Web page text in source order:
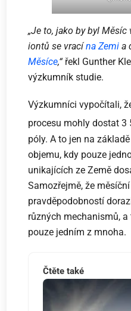
„Je to, jako by byl
iontů se vracína Zemi a
Měsíce,“řekl Gunther
výzkumník studie.
Výzkumníci vypočítali,
procesu mohly dostat 3
póly. A to jen na
objemu, kdy pouze
unikajících ze Země
Samozřejmě, že
pravděpodobností
různých mechanismů,
pouze jedním z mnoha.
Čtěte také